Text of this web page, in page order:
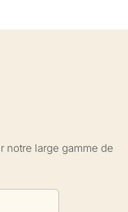
notre large gamme de